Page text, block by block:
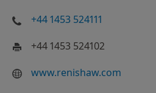
+44 1453 524111
+44 1453 524102
www.renishaw.com